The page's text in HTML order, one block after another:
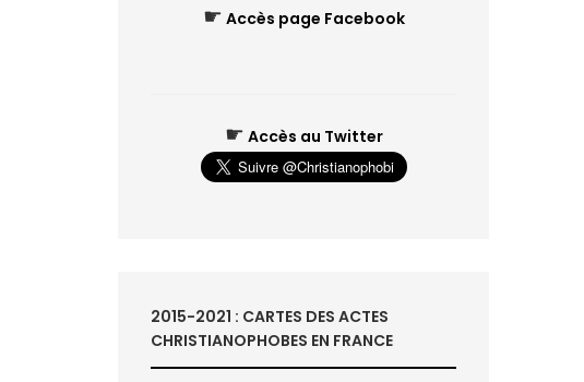
☛ Accès page Facebook
☛ Accès au Twitter
2015-2021 : CARTES DES ACTES
CHRISTIANOPHOBES EN FRANCE